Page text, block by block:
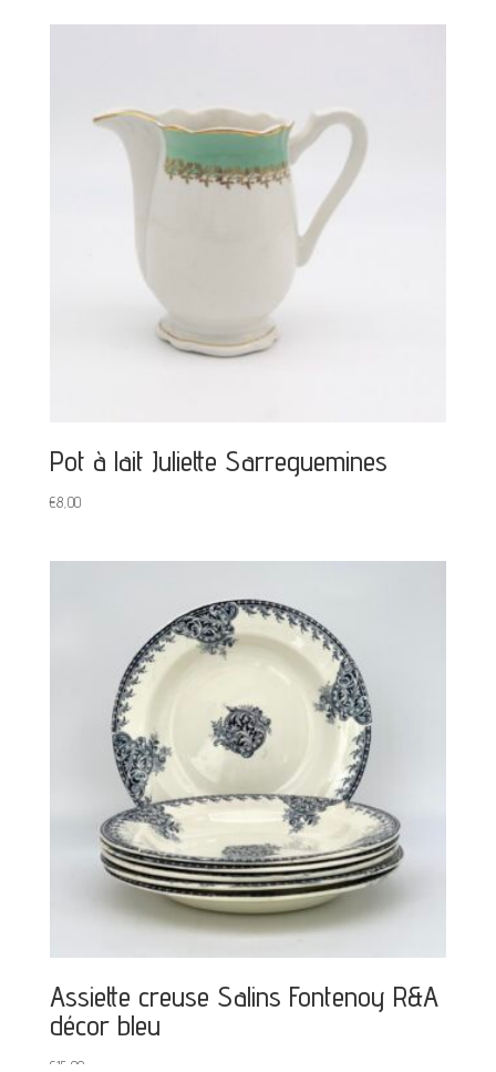
Pot à lait Juliette Sarreguemines
€8,00
Assiette creuse Salins Fontenoy R&A
décor bleu
€15,00